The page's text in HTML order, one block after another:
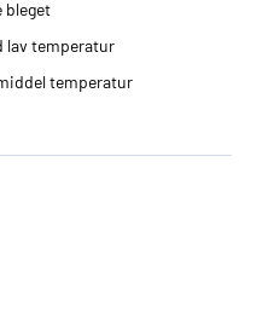
bleget
lav temperatur
temperatur